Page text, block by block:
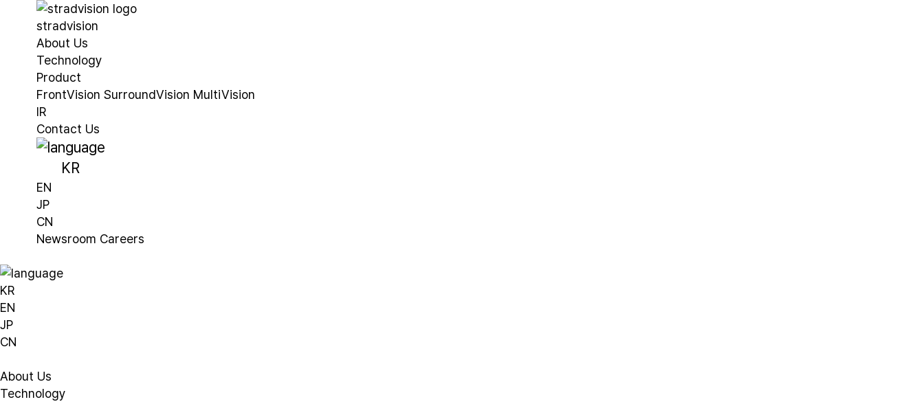
stradvision
About Us
Technology
Product
FrontVision SurroundVision MultiVision
IR
Contact Us
KR
EN
JP
CN
Newsroom Careers
KR
EN
JP
CN
About Us
Technology